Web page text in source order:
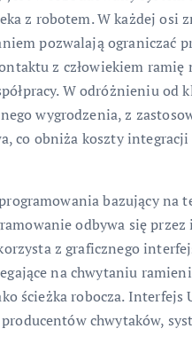
z robotem. W każdej osi
pozwalają ograniczać
z człowiekiem
W odróżnieniu od
wygrodzenia, z
co obniża koszty
bazujący na
odbywa się
z graficznego
na chwytaniu
ścieżka robocza. Interfejs
chwytaków,